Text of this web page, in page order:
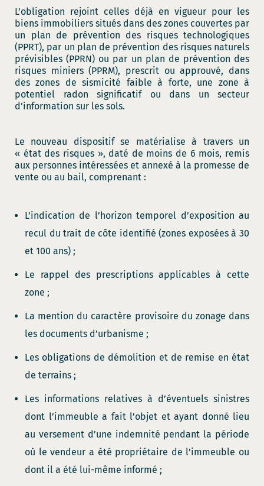
L’obligation rejoint celles déjà en vigueur pour les
biens immobiliers situés dans des zones couvertes par
un plan de prévention des risques technologiques
(PPRT), par un plan de prévention des risques naturels
prévisibles (PPRN) ou par un plan de prévention des
risques miniers (PPRM), prescrit ou approuvé, dans
des zones de sismicité faible à forte, une zone à
potentiel radon significatif ou dans un secteur
d’information sur les sols.
Le nouveau dispositif se matérialise à travers un
« état des risques », daté de moins de 6 mois, remis
aux personnes intéressées et annexé à la promesse de
vente ou au bail, comprenant :
L’indication de l’horizon temporel d’exposition au
recul du trait de côte identifié (zones exposées à 30
et 100 ans) ;
Le rappel des prescriptions applicables à cette
zone ;
La mention du caractère provisoire du zonage dans
les documents d’urbanisme ;
Les obligations de démolition et de remise en état
de terrains ;
Les informations relatives à d’éventuels sinistres
dont l’immeuble a fait l’objet et ayant donné lieu
au versement d’une indemnité pendant la période
où le vendeur a été propriétaire de l’immeuble ou
dont il a été lui-même informé ;